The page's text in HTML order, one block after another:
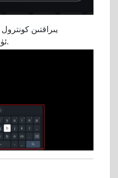
ئۈسكۈنىڭىزنى ئىشلىتىۋاتىمىز.